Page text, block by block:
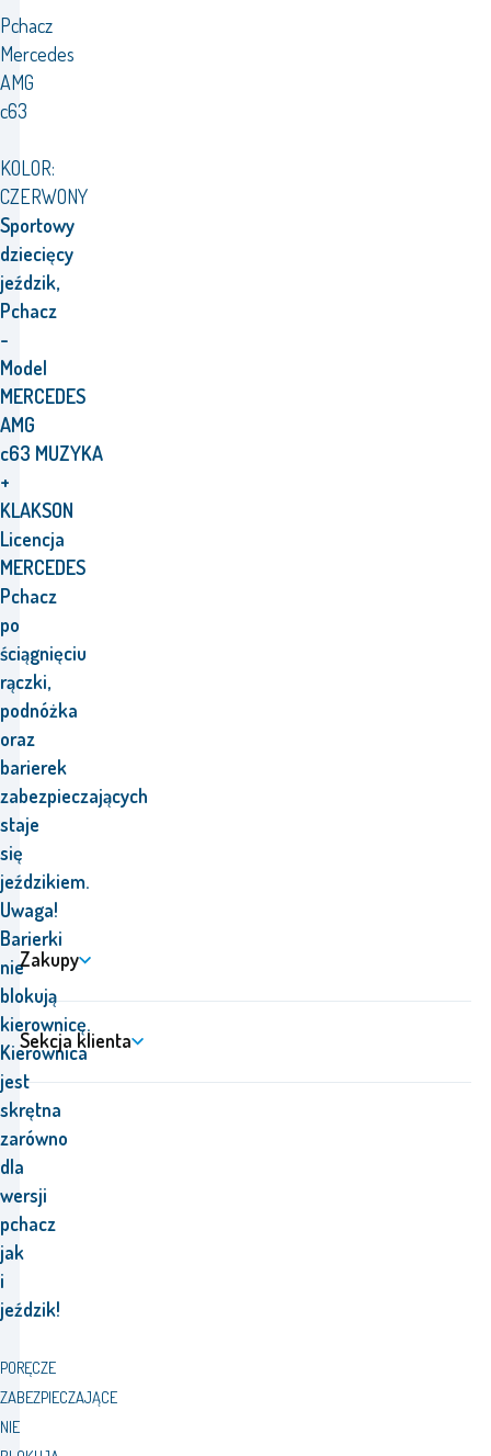
Pchacz
Mercedes
AMG
c63
KOLOR:
CZERWONY
Sportowy
dziecięcy
jeździk,
Pchacz
-
Model
MERCEDES
AMG
c63 MUZYKA
+
KLAKSON
Licencja
MERCEDES
Pchacz
po
ściągnięciu
rączki,
podnóżka
oraz
barierek
zabezpieczających
staje
się
jeździkiem.
Uwaga!
Barierki
nie
blokują
kierownicę.
Kierownica
jest
skrętna
zarówno
dla
wersji
pchacz
jak
i
jeździk!
PORĘCZE
ZABEZPIECZAJĄCE
NIE
Zakupy
Sekcja klienta